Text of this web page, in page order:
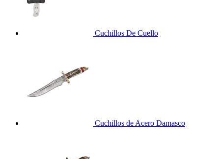
Cuchillos De Cuello
Cuchillos de Acero Damasco